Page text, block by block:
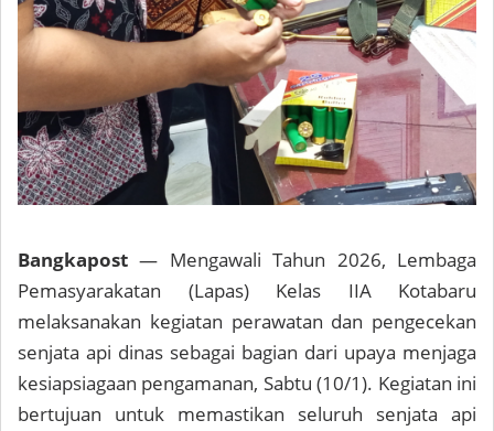
Bangkapost— Mengawali Tahun 2026, Lembaga
Pemasyarakatan (Lapas) Kelas IIA Kotabaru
melaksanakan kegiatan perawatan dan pengecekan
senjata api dinas sebagai bagian dari upaya menjaga
kesiapsiagaan pengamanan, Sabtu (10/1). Kegiatan ini
bertujuan untuk memastikan seluruh senjata api